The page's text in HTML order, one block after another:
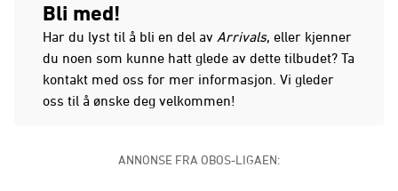
Bli med!
Har du lyst til å bli en del av Arrivals, eller kjenner
du noen som kunne hatt glede av dette tilbudet? Ta
kontakt med oss for mer informasjon. Vi gleder
oss til å ønske deg velkommen!
ANNONSE FRA OBOS-LIGAEN: